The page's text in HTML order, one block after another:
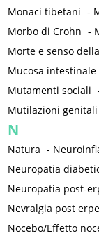
Monaci tibetani -
Morbo di Crohn -
Morte e senso
Mucosa intestinale
Mutamenti sociali
Mutilazioni
N
Natura -
Neuropatia
Neuropatia post-
Nevralgia post
Nocebo/Effetto